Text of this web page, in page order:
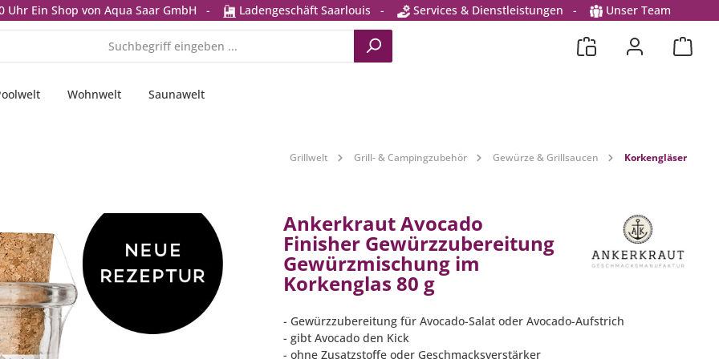
Uhr Ein Shop von Aqua Saar GmbH - Ladengeschäft Saarlouis - Services & Dienstleistungen - Unser Team
Wohnwelt Saunawelt
Grillwelt Grill- & Campingzubehör Gewürze & Grillsaucen Korkengläser
Ankerkraut Avocado
Finisher Gewürzzubereitung
Gewürzmischung im
Korkenglas 80 g
- Gewürzzubereitung für Avocado-Salat oder Avocado-Aufstrich
- gibt Avocado den Kick
- ohne Zusatzstoffe oder Geschmacksverstärker